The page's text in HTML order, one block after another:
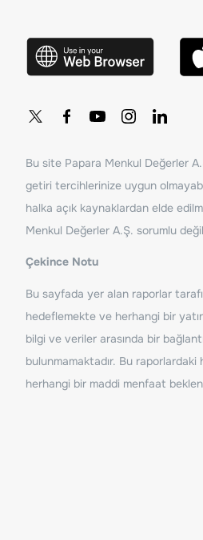
Bu site Papara Menkul Değerler
getiri tercihlerinize uygun
halka açık kaynaklardan elde
Menkul Değerler A.Ş. sorumlu
Çekince Notu
Bu sayfada yer alan raporlar
hedeflemekte ve herhangi bir
bilgi ve veriler arasında bir
bulunmamaktadır. Bu
herhangi bir maddi menfaat